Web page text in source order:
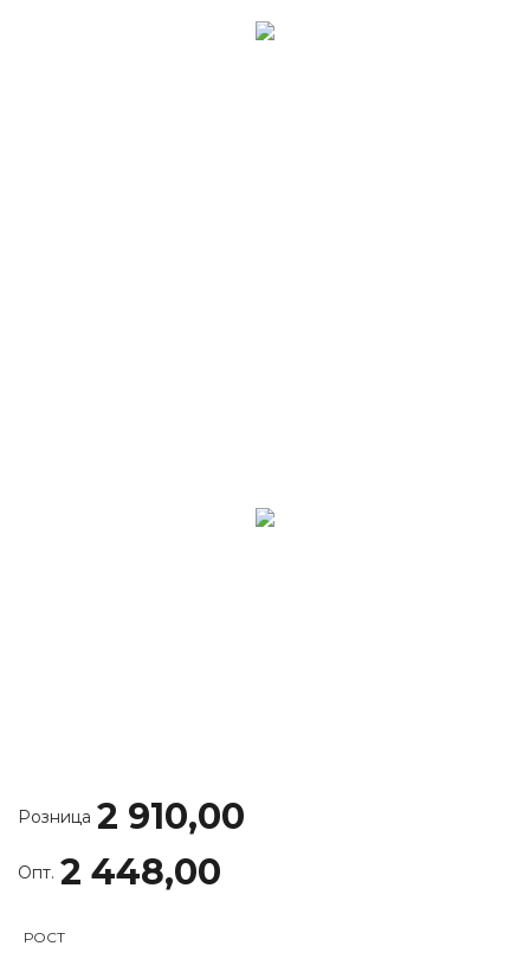
Розница 2 910,00
Опт. 2 448,00
РОСТ